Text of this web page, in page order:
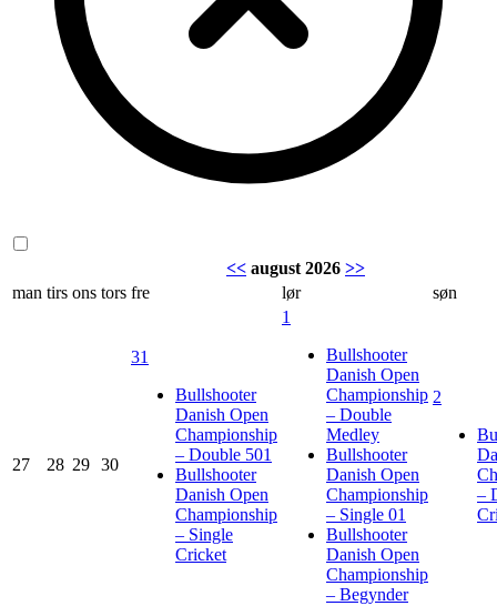
<< august 2026 >>
man tirs ons tors fre lør søn
27 28 29 30
31
Bullshooter
Danish Open
Championship
– Double 501
Bullshooter
Danish Open
Championship
– Single
Cricket
1
Bullshooter
Danish Open
Championship
– Double
Medley
Bullshooter
Danish Open
Championship
– Single 01
Bullshooter
Danish Open
Championship
– Begynder
2
–